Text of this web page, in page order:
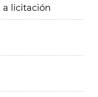
a licitación